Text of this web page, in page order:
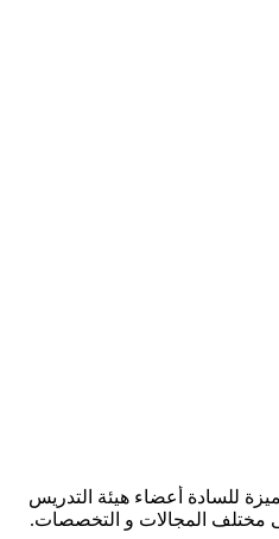
للسادة أعضاء هيئة التدريس
مختلف المجالات و التخصصات.